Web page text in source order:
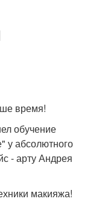
время!
обучение
у абсолютного
- арту Андрея
макияжа!